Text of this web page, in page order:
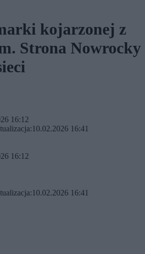
kojarzonej z
Strona Nowrocky
16:12
10.02.2026 16:41
16:12
10.02.2026 16:41